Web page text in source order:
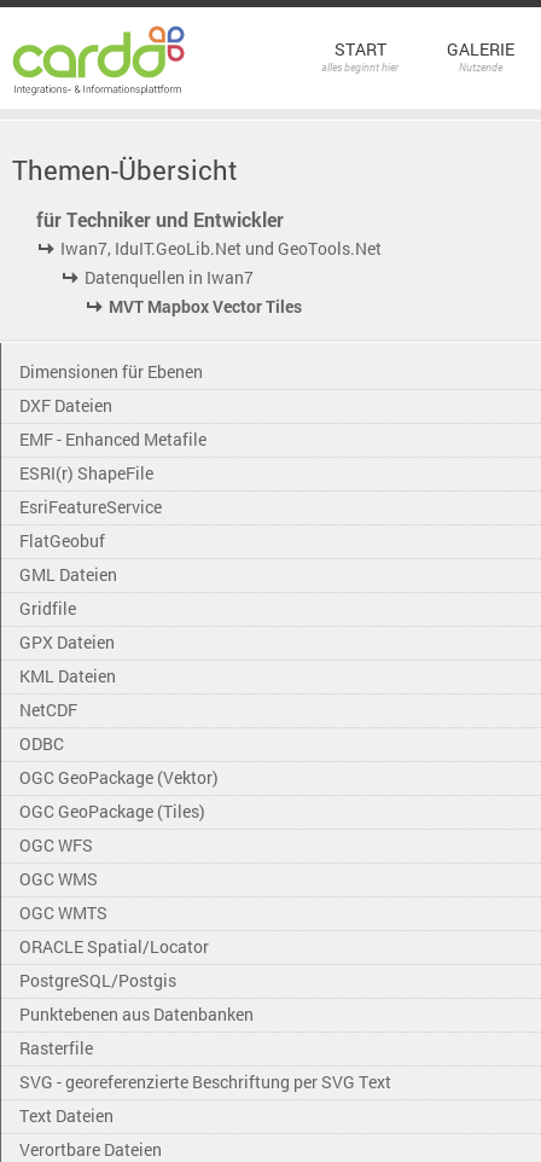
START
alles beginnt hier
GALERIE
Nutzende
Themen-Übersicht
für Techniker und Entwickler
Iwan7, IduIT.GeoLib.Net und GeoTools.Net
Datenquellen in Iwan7
MVT Mapbox Vector Tiles
Dimensionen für Ebenen
DXF Dateien
EMF - Enhanced Metafile
ESRI(r) ShapeFile
EsriFeatureService
FlatGeobuf
GML Dateien
Gridfile
GPX Dateien
KML Dateien
NetCDF
ODBC
OGC GeoPackage (Vektor)
OGC GeoPackage (Tiles)
OGC WFS
OGC WMS
OGC WMTS
ORACLE Spatial/Locator
PostgreSQL/Postgis
Punktebenen aus Datenbanken
Rasterfile
SVG - georeferenzierte Beschriftung per SVG Text
Text Dateien
Verortbare Dateien